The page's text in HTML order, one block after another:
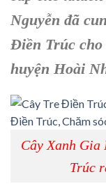
Nguyễn đã
Điền Trúc cho
huyện Hoài
Cây Xanh Gia
Trúc